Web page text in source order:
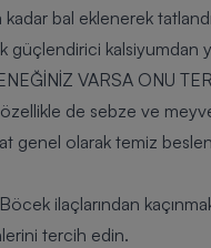
kadar bal eklenerek
güçlendirici kalsiyumdan
VARSA ONU
de sebze ve
genel olarak temiz
Böcek ilaçlarından
tercih edin.